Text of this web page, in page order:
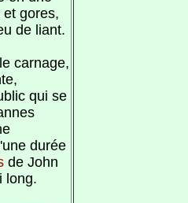
gores,
de liant.
carnage,
qui se
durée
de John
long.